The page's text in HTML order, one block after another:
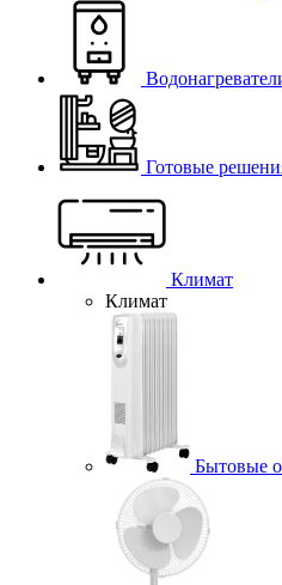
Готовые
Климат
Климат
Бытовые